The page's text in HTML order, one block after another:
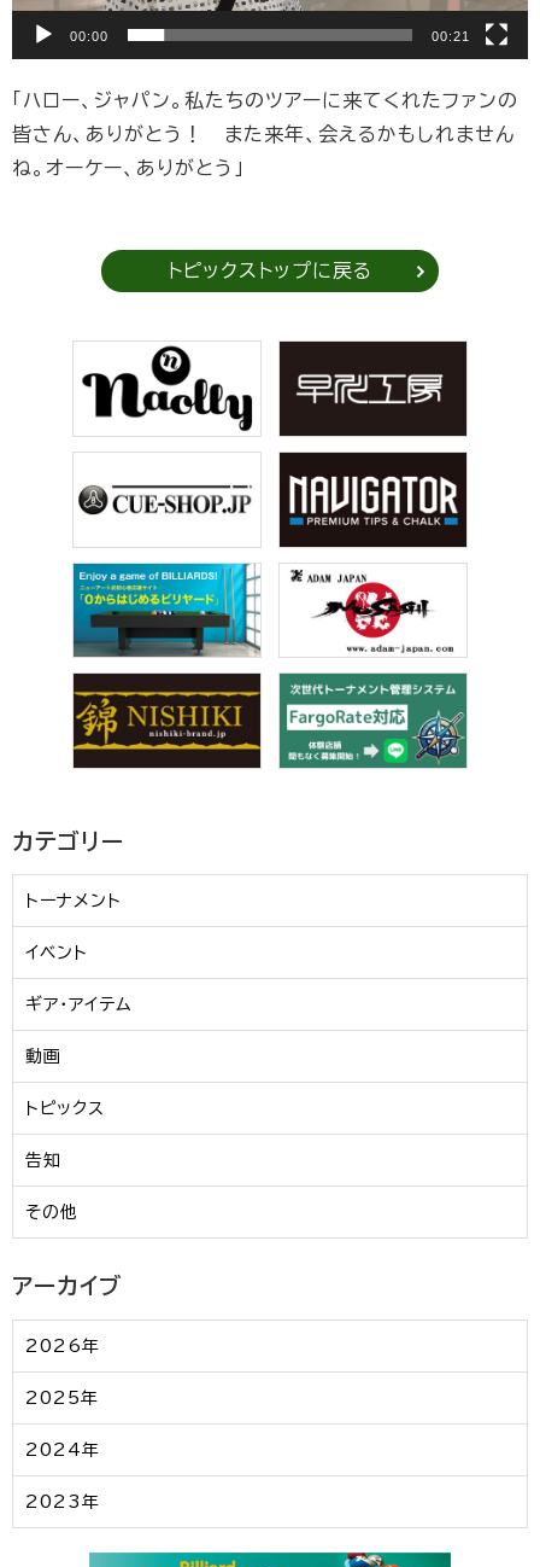
00:00 00:21
「ハロー、ジャパン。私たちのツアーに来てくれたファンの
皆さん、ありがとう！ また来年、会えるかもしれません
ね。オーケー、ありがとう」
トピックストップに戻る
カテゴリー
トーナメント
イベント
ギア・アイテム
動画
トピックス
告知
その他
アーカイブ
2026年
2025年
2024年
2023年